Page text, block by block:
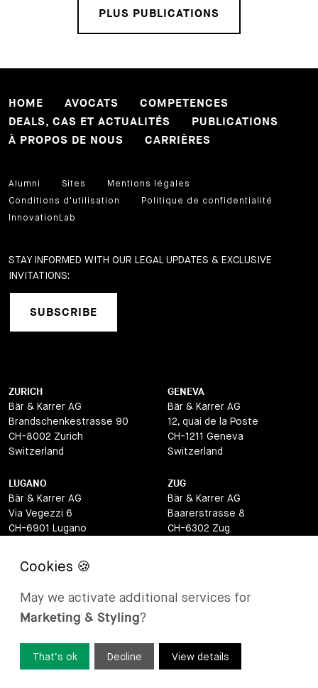
PLUS PUBLICATIONS
HOME AVOCATS
COMPETENCES
DEALS, CAS ET ACTUALITÉS
PUBLICATIONS
À PROPOS DE NOUS
CARRIÈRES
Alumni Sites
Mentions légales
Conditions d'utilisation
Politique de confidentialité
InnovationLab
STAY INFORMED WITH OUR LEGAL UPDATES & EXCLUSIVE
INVITATIONS:
SUBSCRIBE
ZURICH
Bär & Karrer AG
Brandschenkestrasse 90
CH-8002 Zurich
Switzerland
GENEVA
Bär & Karrer AG
12, quai de la Poste
CH-1211 Geneva
Switzerland
LUGANO
Bär & Karrer AG
Via Vegezzi 6
CH-6901 Lugano
ZUG
Bär & Karrer AG
Baarerstrasse 8
CH-6302 Zug
BASEL
Lange Gasse 47
CH-4052 Basel
Via Maistra 2
May we activate additional services for
Marketing & Styling?
View details
Decline
That’s ok